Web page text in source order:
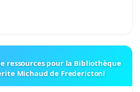
ressources pour la Bibliothèque
Michaud de Fredericton!